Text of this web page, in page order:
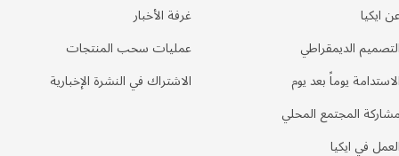
ايكيا
التصميم الديمقراطي
الاستدامة يوماً بعد يوم
مشاركة المجتمع المحلي
العمل في ايكيا
غرفة الأخبار
عمليات سحب المنتجات
الاشتراك في النشرة الإخبارية